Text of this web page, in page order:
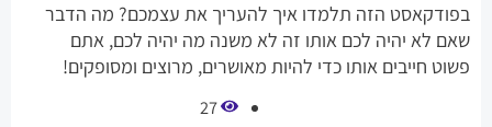
בפודקאסט הזה תלמדו איך להעריך את עצמכם? מה הדבר
שאם לא יהיה לכם אותו זה לא משנה מה יהיה לכם, אתם
פשוט חייבים אותו כדי להיות מאושרים, מרוצים ומסופקים!
27